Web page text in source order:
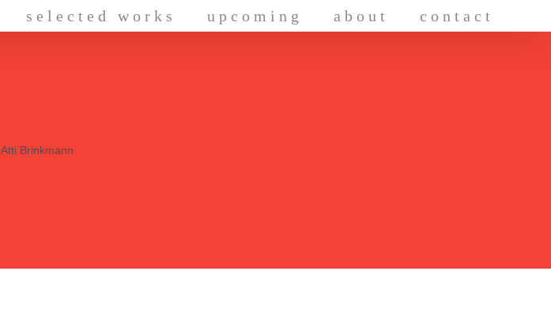
selected works upcoming about contact
Atti Brinkmann